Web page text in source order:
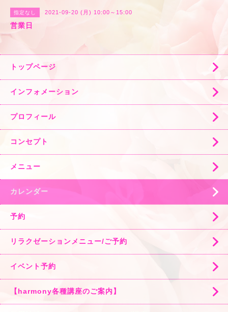
指定なし 2021-09-20 (月) 10:00～15:00
営業日
トップページ
インフォメーション
プロフィール
コンセプト
メニュー
カレンダー
予約
リラクゼーションメニュー/ご予約
イベント予約
【harmony各種講座のご案内】